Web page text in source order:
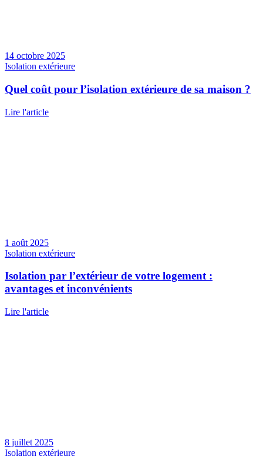
14 octobre 2025
Isolation extérieure
Quel coût pour l’isolation extérieure de sa maison ?
Lire l'article
1 août 2025
Isolation extérieure
Isolation par l’extérieur de votre logement :
avantages et inconvénients
Lire l'article
8 juillet 2025
Isolation extérieure